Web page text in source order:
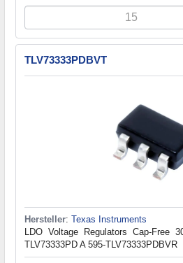
TLV73333PDBVT
Hersteller: Texas Instruments
LDO Voltage Regulators Cap-Free
TLV73333PD A 595-TLV73333PDBVR